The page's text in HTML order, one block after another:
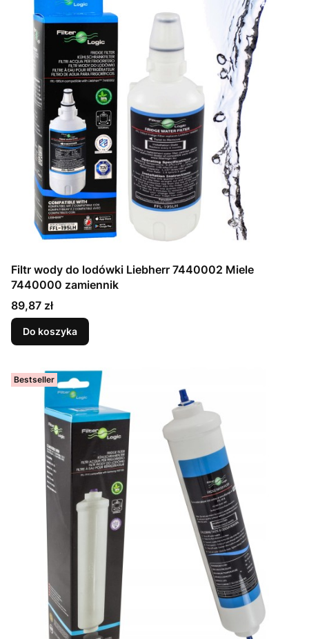
Filtr wody do lodówki Liebherr 7440002 Miele
7440000 zamiennik
Cena
89,87 zł
Do koszyka
Bestseller